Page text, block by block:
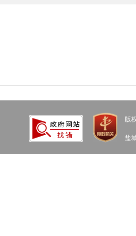
版
盐